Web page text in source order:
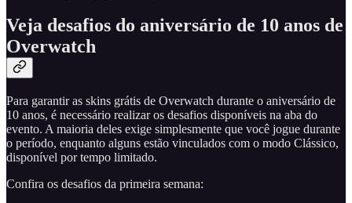
Veja desafios do aniversário de 10 anos de
Overwatch
Para garantir as skins grátis de Overwatch durante o aniversário de
10 anos, é necessário realizar os desafios disponíveis na aba do
evento. A maioria deles exige simplesmente que você jogue durante
o período, enquanto alguns estão vinculados com o modo Clássico,
disponível por tempo limitado.
Confira os desafios da primeira semana: